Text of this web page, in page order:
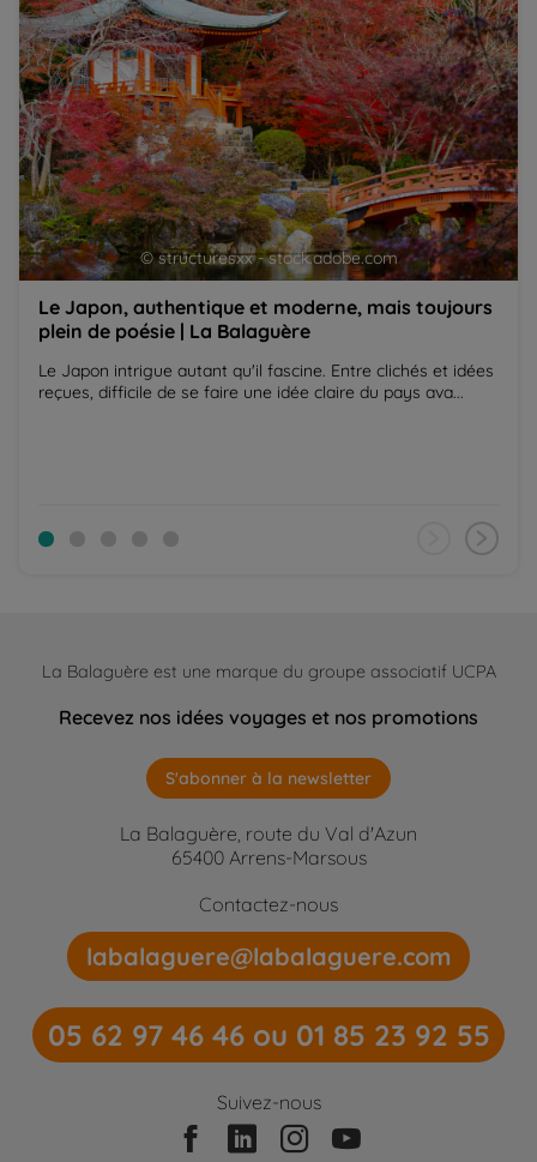
© structuresxx - stock.adobe.com
Le Japon, authentique et moderne, mais toujours
plein de poésie | La Balaguère
Le Japon intrigue autant qu'il fascine. Entre clichés et idées
reçues, difficile de se faire une idée claire du pays ava...
La Balaguère est une marque du groupe associatif UCPA
Recevez nos idées voyages et nos promotions
S'abonner à la newsletter
La Balaguère, route du Val d'Azun
65400 Arrens-Marsous
Contactez-nous
labalaguere@labalaguere.com
05 62 97 46 46 ou 01 85 23 92 55
Suivez-nous